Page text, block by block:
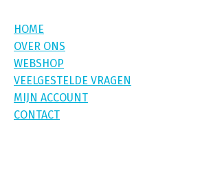
HOME
OVER ONS
WEBSHOP
VEELGESTELDE VRAGEN
MIJN ACCOUNT
CONTACT